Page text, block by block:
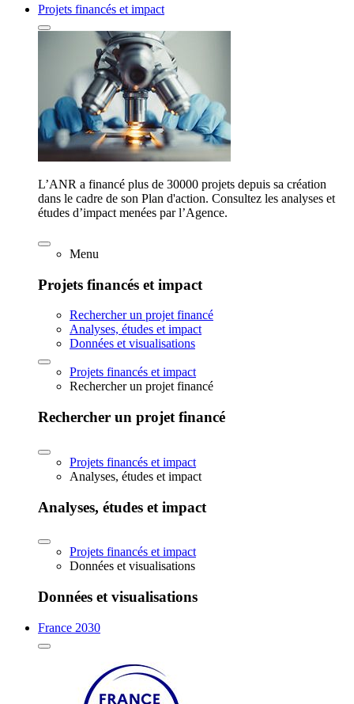
Projets financés et impact
L’ANR a financé plus de 30000 projets depuis sa création
dans le cadre de son Plan d'action. Consultez les analyses et
études d’impact menées par l’Agence.
Menu
Projets financés et impact
Rechercher un projet financé
Analyses, études et impact
Données et visualisations
Projets financés et impact
Rechercher un projet financé
Rechercher un projet financé
Projets financés et impact
Analyses, études et impact
Analyses, études et impact
Projets financés et impact
Données et visualisations
Données et visualisations
France 2030